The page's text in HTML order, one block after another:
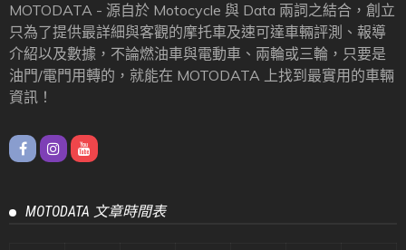
MOTODATA - 源自於 Motocycle 與 Data 兩詞之結合，創立
只為了提供最詳細與客觀的摩托車及速可達車輛評測、報導
介紹以及數據，不論燃油車與電動車、兩輪或三輪，只要是
油門/電門用轉的，就能在 MOTODATA 上找到最實用的車輛
資訊！
MOTODATA 文章時間表